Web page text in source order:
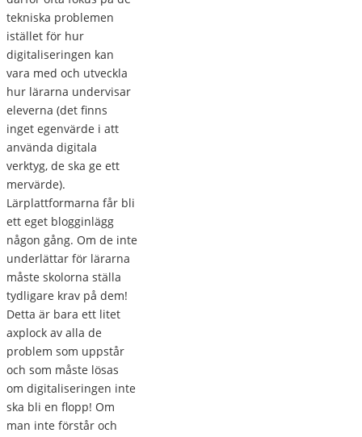
tekniska problemen
istället för hur
digitaliseringen kan
vara med och utveckla
hur lärarna undervisar
eleverna (det finns
inget egenvärde i att
använda digitala
verktyg, de ska ge ett
mervärde).
Lärplattformarna får bli
ett eget blogginlägg
någon gång. Om de inte
underlättar för lärarna
måste skolorna ställa
tydligare krav på dem!
Detta är bara ett litet
axplock av alla de
problem som uppstår
och som måste lösas
om digitaliseringen inte
ska bli en flopp! Om
man inte förstår och